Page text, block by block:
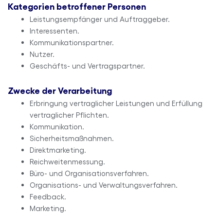
Kategorien betroffener Personen
Leistungsempfänger und Auftraggeber.
Interessenten.
Kommunikationspartner.
Nutzer.
Geschäfts- und Vertragspartner.
Zwecke der Verarbeitung
Erbringung vertraglicher Leistungen und Erfüllung
vertraglicher Pflichten.
Kommunikation.
Sicherheitsmaßnahmen.
Direktmarketing.
Reichweitenmessung.
Büro- und Organisationsverfahren.
Organisations- und Verwaltungsverfahren.
Feedback.
Marketing.